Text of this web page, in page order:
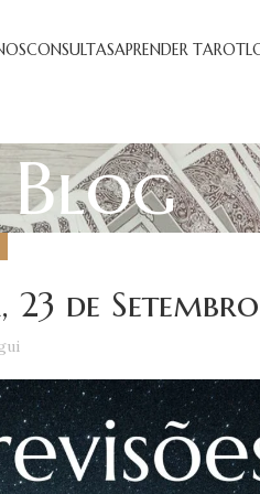
CONSULTASAPRENDER TAROT
Blog
23 de